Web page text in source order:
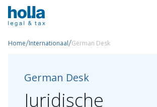
Home/Internationaal/German Desk
German Desk
Juridische